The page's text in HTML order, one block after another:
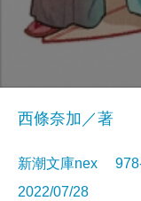
西條奈加／著
新潮文庫nex
2022/07/28